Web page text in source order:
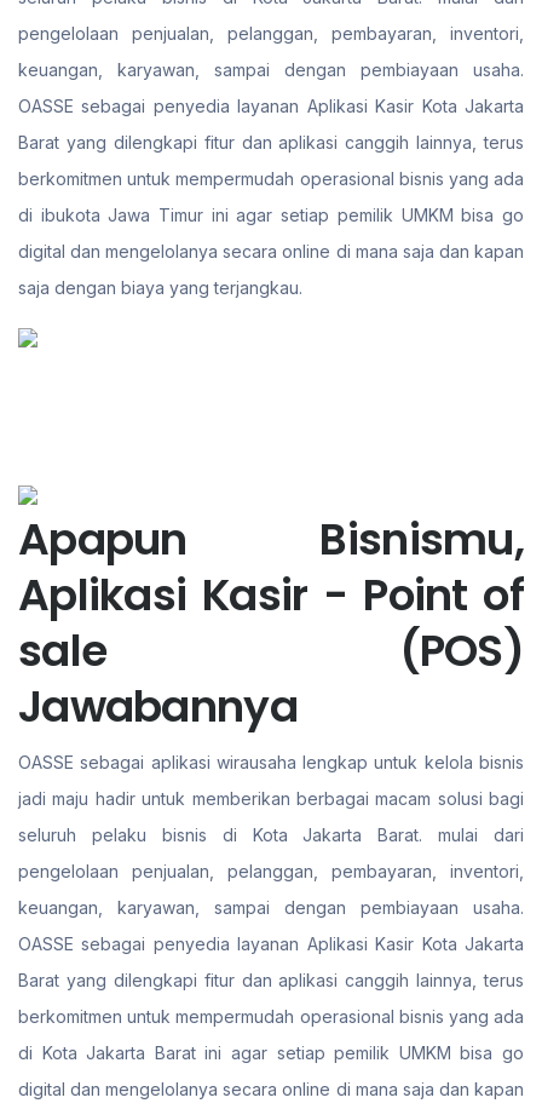
pengelolaan penjualan, pelanggan, pembayaran, inventori,
keuangan, karyawan, sampai dengan pembiayaan usaha.
OASSE sebagai penyedia layanan Aplikasi Kasir Kota Jakarta
Barat yang dilengkapi fitur dan aplikasi canggih lainnya, terus
berkomitmen untuk mempermudah operasional bisnis yang ada
di ibukota Jawa Timur ini agar setiap pemilik UMKM bisa go
digital dan mengelolanya secara online di mana saja dan kapan
saja dengan biaya yang terjangkau.
Apapun Bisnismu,
Aplikasi Kasir - Point of
sale (POS)
Jawabannya
OASSE sebagai aplikasi wirausaha lengkap untuk kelola bisnis
jadi maju hadir untuk memberikan berbagai macam solusi bagi
seluruh pelaku bisnis di Kota Jakarta Barat. mulai dari
pengelolaan penjualan, pelanggan, pembayaran, inventori,
keuangan, karyawan, sampai dengan pembiayaan usaha.
OASSE sebagai penyedia layanan Aplikasi Kasir Kota Jakarta
Barat yang dilengkapi fitur dan aplikasi canggih lainnya, terus
berkomitmen untuk mempermudah operasional bisnis yang ada
di Kota Jakarta Barat ini agar setiap pemilik UMKM bisa go
digital dan mengelolanya secara online di mana saja dan kapan